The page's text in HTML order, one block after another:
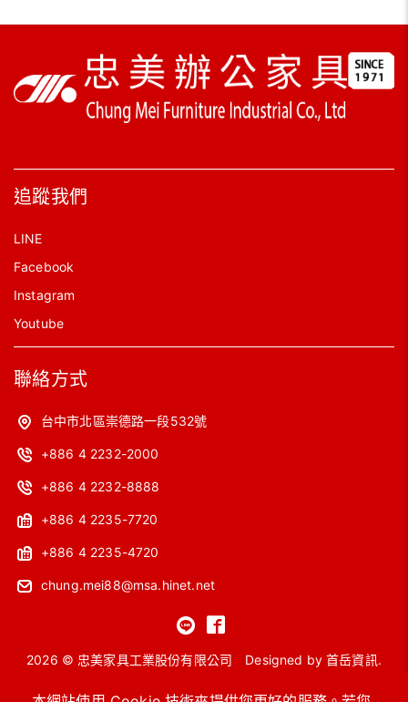
追蹤我們
LINE
Facebook
Instagram
Youtube
聯絡方式
台中市北區崇德路一段532號
+886 4 2232-2000
+886 4 2232-8888
+886 4 2235-7720
+886 4 2235-4720
chung.mei88@msa.hinet.net
2026 © 忠美家具工業股份有限公司 Designed by首岳資訊.